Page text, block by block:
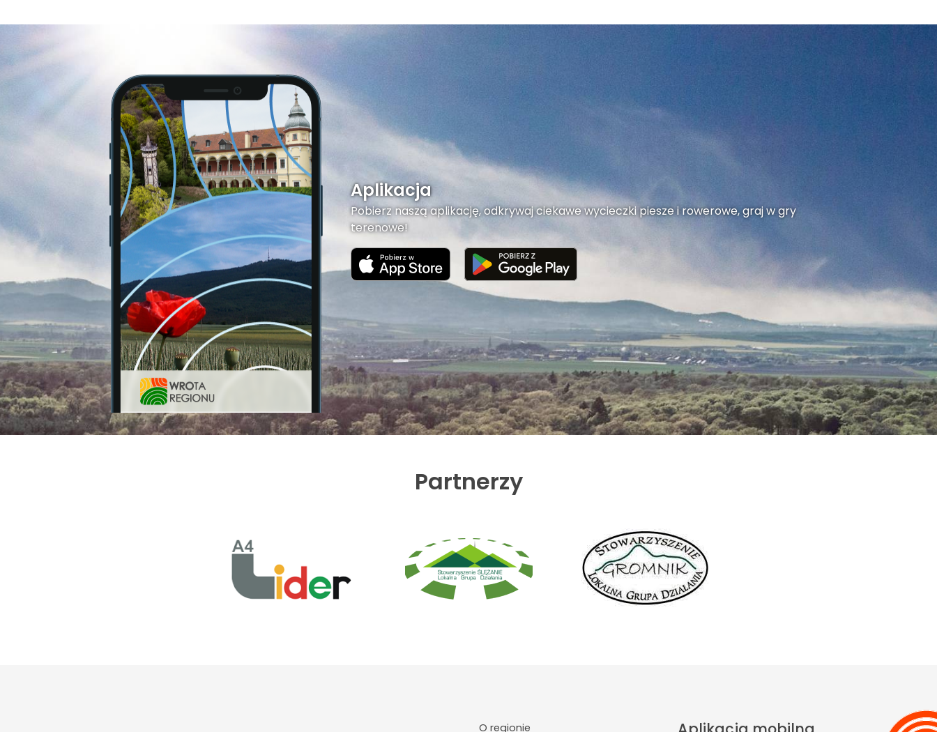
Aplikacja
Pobierz naszą aplikację, odkrywaj ciekawe wycieczki piesze i rowerowe, graj w gry
terenowe!
Partnerzy
O regionie